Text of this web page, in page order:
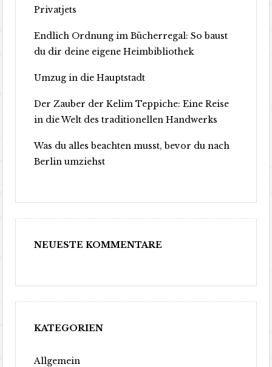
Privatjets
Endlich Ordnung im Bücherregal: So baust
du dir deine eigene Heimbibliothek
Umzug in die Hauptstadt
Der Zauber der Kelim Teppiche: Eine Reise
in die Welt des traditionellen Handwerks
Was du alles beachten musst, bevor du nach
Berlin umziehst
NEUESTE KOMMENTARE
KATEGORIEN
Allgemein